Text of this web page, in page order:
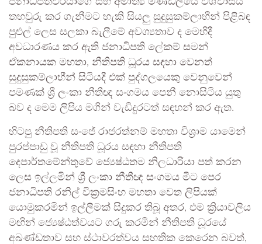
තහවුරු කර ගැනීමට හැකි සියලු සුදුසුකම්ලාභීන් පිළිබඳ
පුළුල් ලෙස සලකා බැලීමේ අවශ්‍යතාව ද මෙහිදී
අවධාරණය කර ඇති ජනාධිපති ලේකම් සමන්
ඒකනායක මහතා, නීතිපති ධූරය සඳහා වෙනත්
සුදුසුකම්ලාභීන් සිටියදී එක් පුද්ගලයෙකු වෙනුවෙන්
පමණක් ශ්‍රී ලංකා නීතීඥ සංගමය පෙනී නොසිටිය යුතු
බව ද මෙම ලිපිය මගින් වැඩිදුරටත් සඳහන් කර ඇත.
හිටපු නීතිපති සංජේ රාජරත්නම් මහතා විශ්‍රාම යාමෙන්
පුරප්පාඩු වූ නීතිපති ධූරය සඳහා නීතිපති
දෙපාර්තමේන්තුවේ ජ්‍යෙෂ්ඨතම නිලධාරියා පත් කරන
ලෙස ඉල්ලමින් ශ්‍රී ලංකා නීතීඥ සංගමය මීට පෙර
ජනාධිපති රනිල් වික්‍රමසිංහ මහතා වෙත ලිපියක්
යොමුකරමින් ඉල්ලීමක් සිදුකර තිබූ අතර, එම ක්‍රියාවලිය
මඟින් ජ්‍යෙෂ්ඨත්වයට ගරු කරමින් නීතිපති ධූරයේ
අඛණ්ඩතාව සහ ස්ථාවරත්වය සහතික කෙරෙන බවත්,